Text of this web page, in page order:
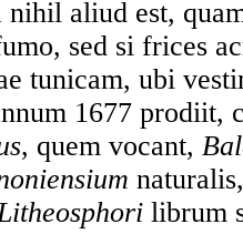
aliud est,
sed si frices
tunicam, ubi
1677 prodiit,
, quem vocant,
librum